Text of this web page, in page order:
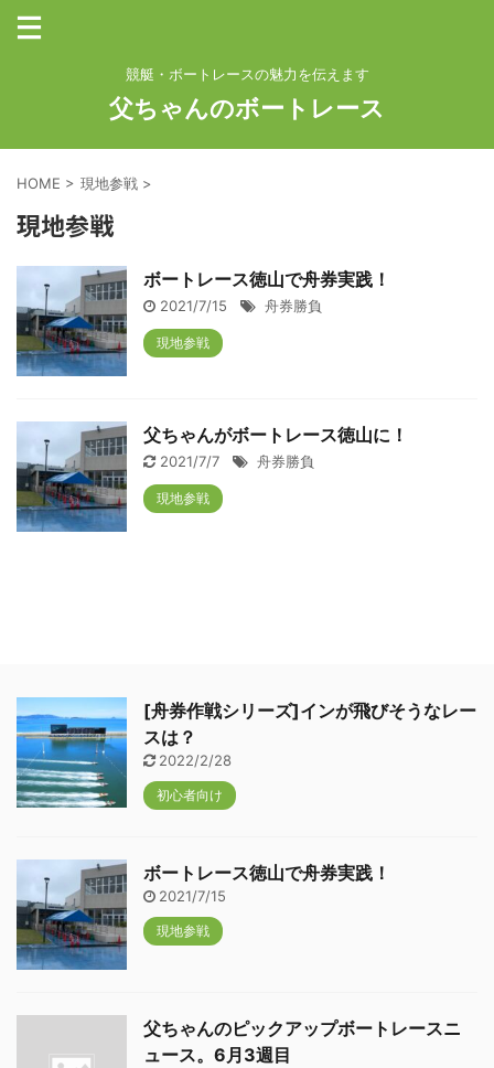
競艇・ボートレースの魅力を伝えます
父ちゃんのボートレース
HOME > 現地参戦 >
現地参戦
ボートレース徳山で舟券実践！
2021/7/15 舟券勝負
現地参戦
父ちゃんがボートレース徳山に！
2021/7/7 舟券勝負
現地参戦
[舟券作戦シリーズ]インが飛びそうなレー
スは？
2022/2/28
初心者向け
ボートレース徳山で舟券実践！
2021/7/15
現地参戦
父ちゃんのピックアップボートレースニ
ュース。6月3週目